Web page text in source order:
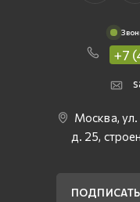
+7
Москва,
д. 25,